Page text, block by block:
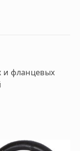
и фланцевых